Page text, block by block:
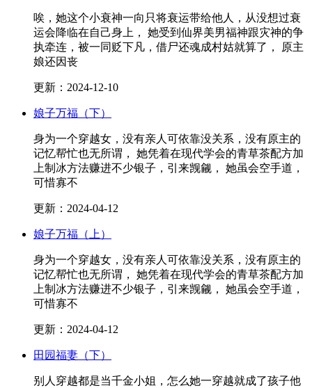
唉，她这个小衰神一向只将衰运带给他人，从没想过衰
运会降临在自己身上， 她受到仙界美男福神跟灾神的争
执牵连，被一同贬下凡，借尸还魂成村姑就算了， 原主
娘还因丧
更新：2024-12-10
娘子万福（下）
身为一个穿越女，没有亲人可依靠没关系，没有原主的
记忆帮忙也无所谓， 她凭着在现代学会的青草茶配方加
上制冰方法赚进不少银子，引来觊觎， 她虽会空手道，
可惜寡不
更新：2024-04-12
娘子万福（上）
身为一个穿越女，没有亲人可依靠没关系，没有原主的
记忆帮忙也无所谓， 她凭着在现代学会的青草茶配方加
上制冰方法赚进不少银子，引来觊觎， 她虽会空手道，
可惜寡不
更新：2024-04-12
田园福妻（下）
别人穿越都是当千金小姐，怎么她一穿越就成了孩子他